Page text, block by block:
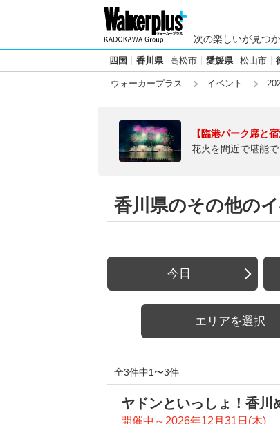
次の楽しいが見つか
四国 香川県 高松市 愛媛県 松山市
ウォーカープラス イベント
【臨港パーク席と
花火を間近で堪能
香川県のその他の
今日
エリアを選択
全3件中1〜3件
ヤドンといっしょ！香川
開催中～2026年12月31日(木)